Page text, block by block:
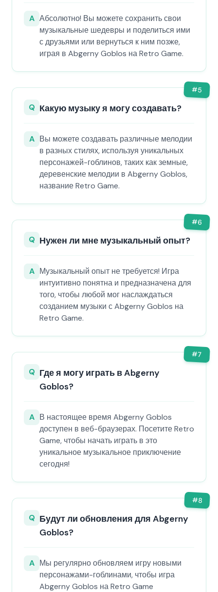
A Абсолютно! Вы можете сохранить свои
музыкальные шедевры и поделиться ими
с друзьями или вернуться к ним позже,
играя в Abgerny Goblos на Retro Game.
#5
Q Какую музыку я могу создавать?
A Вы можете создавать различные мелодии
в разных стилях, используя уникальных
персонажей-гоблинов, таких как земные,
деревенские мелодии в Abgerny Goblos,
название Retro Game.
#6
Q Нужен ли мне музыкальный опыт?
A Музыкальный опыт не требуется! Игра
интуитивно понятна и предназначена для
того, чтобы любой мог наслаждаться
созданием музыки с Abgerny Goblos на
Retro Game.
#7
Q Где я могу играть в Abgerny
Goblos?
A В настоящее время Abgerny Goblos
доступен в веб-браузерах. Посетите Retro
Game, чтобы начать играть в это
уникальное музыкальное приключение
сегодня!
#8
Q Будут ли обновления для Abgerny
Goblos?
A Мы регулярно обновляем игру новыми
персонажами-гоблинами, чтобы игра
Abgerny Goblos на Retro Game